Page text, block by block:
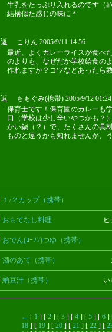
牛乳をたっぷり入れるのです（
結構似た感じの味に＊
返 こりん 2005/9/11 14:56
最近、よくカレーライスが食べ
のよりも、なぜだか学校給食の
作れますか？コツなどあったら
返 ももぐみ(携帯) 2005/9/12
保育士です！保育園のカレーも
口（学校は少し辛いやつかも？
かい鍋（？）で、たくさんの具
ものと違うかも知れませんが、
１/２カップ（携帯） 千佐(
おもてなし料理 ヒナ
おでん(ﾛｰｿﾝ)つゆ（携帯） な
酒のあて（携帯） まる(携
納豆汁（携帯） いじゅ(
← [ 1 ] [ 2 ] [ 3 ] [ 4 ] [ 5 ] [ 6 ]
18 ] [ 19 ] [ 20 ] [ 21 ] [ 22 ] [